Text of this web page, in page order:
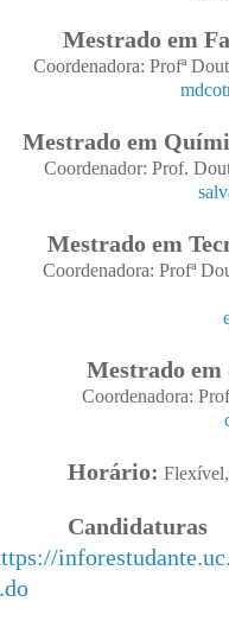
Mestrado em
Coordenadora: Profª
Mestrado em
Coordenador: Prof.
Mestrado em
Coordenadora: Profª
Mestrado
Coordenadora:
Horário:
Candidaturas